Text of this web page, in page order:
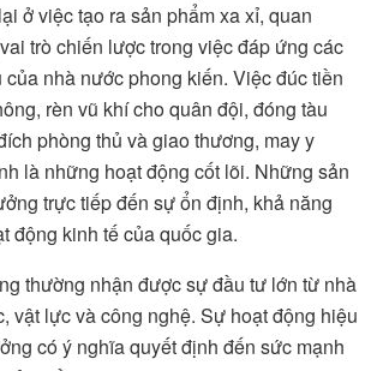
ở việc tạo ra sản phẩm xa xỉ, quan
trò chiến lược trong việc đáp ứng các
của nhà nước phong kiến. Việc đúc tiền
rèn vũ khí cho quân đội, đóng tàu
phòng thủ và giao thương, may y
là những hoạt động cốt lõi. Những sản
trực tiếp đến sự ổn định, khả năng
động kinh tế của quốc gia.
thường nhận được sự đầu tư lớn từ nhà
vật lực và công nghệ. Sự hoạt động hiệu
có ý nghĩa quyết định đến sức mạnh